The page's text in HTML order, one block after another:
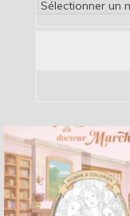
Archives